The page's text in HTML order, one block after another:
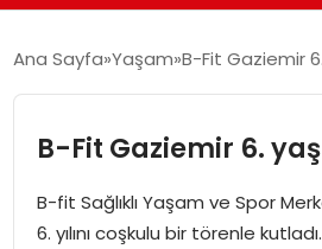
ÖZEL SAYFALAR
TEKNOLOJI
EKONOMI
Ana Sayfa Yaşam B-Fit Gaziemir
B-Fit Gaziemir 6.
B-fit Sağlıklı Yaşam ve Spor
6. yılını coşkulu bir törenle